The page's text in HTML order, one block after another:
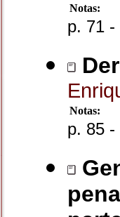
Notas:
p. 71 -
Notas:
p. 85 -